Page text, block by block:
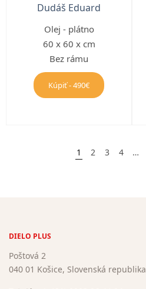
Dudáš Eduard
Olej - plátno
60 x 60 x cm
Bez rámu
Kúpiť - 490€
1 2 3 4 …
DIELO PLUS
Poštová 2
040 01 Košice, Slovenská republika